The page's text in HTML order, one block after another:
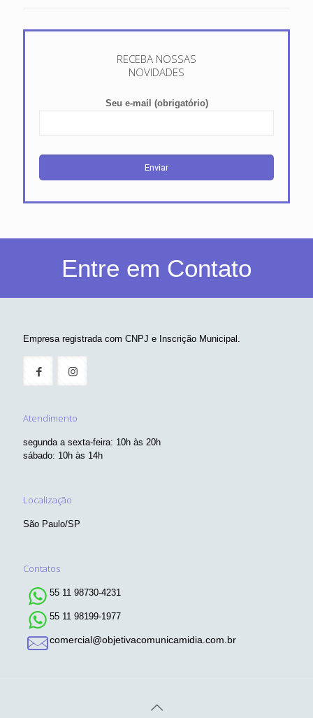
RECEBA NOSSAS
NOVIDADES
Seu e-mail (obrigatório)
Entre em Contato
Empresa registrada com CNPJ e Inscrição Municipal.
Atendimento
segunda a sexta-feira: 10h às 20h
sábado: 10h às 14h
Localização
São Paulo/SP
Contatos
55 11 98730-4231
55 11 98199-1977
comercial@objetivacomunicamidia.com.br